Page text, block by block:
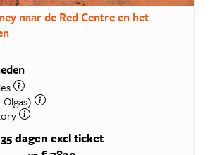
naar de Red Centre en het
35 dagen excl ticket